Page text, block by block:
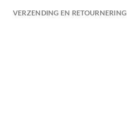
VERZENDING EN RETOURNERING